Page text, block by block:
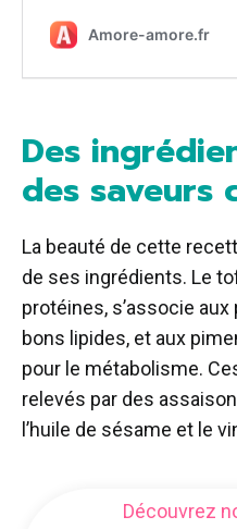
Des
des saveurs
La beauté de cette
de ses ingrédients. Le
protéines, s’associe
bons lipides, et aux
pour le métabolisme.
relevés par des
l’huile de sésame et le
Découvrez